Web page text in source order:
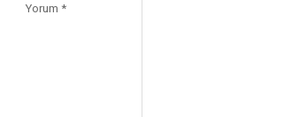
Yorum *